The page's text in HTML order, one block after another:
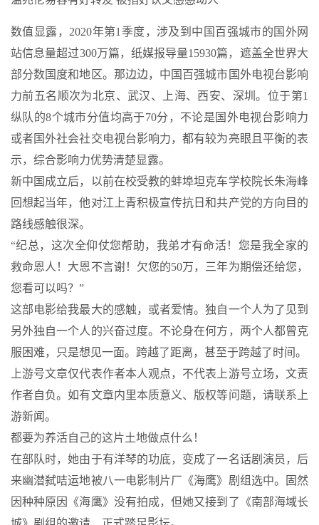
数值显露，2020年第1季度，涉及到中国百强城市的国外网
站信息量超过300万篇，纸媒报导量15930篇，遮盖全世界大
部分数国度和地区。那边边，中国百强城市国外电视台影响
力前五名顺次为北京、武汉、上海、西安、深圳。位于第1
纵队的8个城市分值均高于70分，不论是国外电视台影响力
或者国外社会社交电视台影响力，都有较为亮眼且平衡的表
示，综合影响力优势清楚显露。
新中国成立后，以前在校受教的蚌埠坦克车学校院长朱海峰
回想起当年，他对江上青积极宣传抗日和共产党的方向目的
路线感触很深。
“纪总，这次全仰仗您帮助，我弟才有命活！您是我全家的
救命恩人！大恩不言谢！欠您的50万，三年为期偿还给您，
您看可以吗？”
这部电影给我最大的感触，或者爱情。独自一个人为了见到
另外独自一个人的兴奋过度。不论身在何方，两个人都曾克
服困难，只是想见一面。跨越了距离，甚至于跨越了时间。
上游号文章仅代表作者本人观点，不代表上游号立场，文责
作者自负。如有文章内里本质意义、版权等问题，请联系上
游新闻。
都要为养活自己的这片土地做点什么！
在部队时，她由于有洋琴的功底，变成了一名话剧演员，后
来幽潜弑咭运地被八一电影制片厂《海鹰》剧组选中。固然
因种种原因《海鹰》没有拍成，但她又接到了《南部海域长